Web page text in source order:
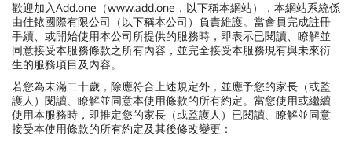
歡迎加入Add.one（www.add.one，以下稱本網站），本網站系統係
由佳銥國際有限公司（以下稱本公司）負責維護。當會員完成註冊
手續、或開始使用本公司所提供的服務時，即表示已閱讀、瞭解並
同意接受本服務條款之所有內容，並完全接受本服務現有與未來衍
生的服務項目及內容。
若您為未滿二十歲，除應符合上述規定外，並應予您的家長（或監
護人）閱讀、瞭解並同意本使用條款的所有約定。當您使用或繼續
使用本服務時，即推定您的家長（或監護人）已閱讀、瞭解並同意
接受本使用條款的所有約定及其後修改變更：